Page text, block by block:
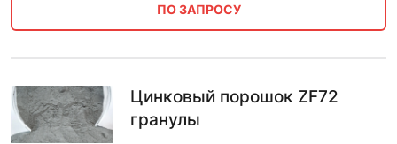
ПО ЗАПРОСУ
Цинковый порошок ZF72
гранулы